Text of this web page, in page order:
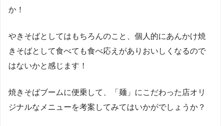
か！
やきそばとしてはもちろんのこと、個人的にあんかけ焼
きそばとして食べても食べ応えがありおいしくなるので
はないかと感じます！
焼きそばブームに便乗して、「麺」にこだわった店オリ
ジナルなメニューを考案してみてはいかがでしょうか？